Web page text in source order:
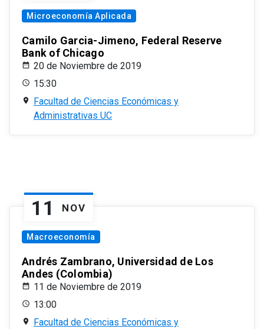
Microeconomía Aplicada
Camilo Garcia-Jimeno, Federal Reserve
Bank of Chicago
20 de Noviembre de 2019
15:30
Facultad de Ciencias Económicas y
Administrativas UC
11 NOV
Macroeconomía
Andrés Zambrano, Universidad de Los
Andes (Colombia)
11 de Noviembre de 2019
13:00
Facultad de Ciencias Económicas y